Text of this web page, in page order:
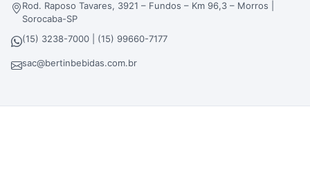
Rod. Raposo Tavares, 3921 – Fundos – Km 96,3 – Morros |
Sorocaba-SP
(15) 3238-7000 | (15) 99660-7177
sac@bertinbebidas.com.br